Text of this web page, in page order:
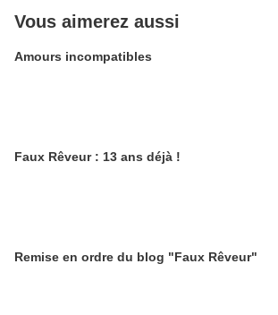
Vous aimerez aussi
Amours incompatibles
Faux Rêveur : 13 ans déjà !
Remise en ordre du blog "Faux Rêveur"